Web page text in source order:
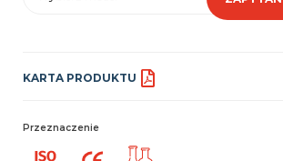
KARTA PRODUKTU
Przeznaczenie